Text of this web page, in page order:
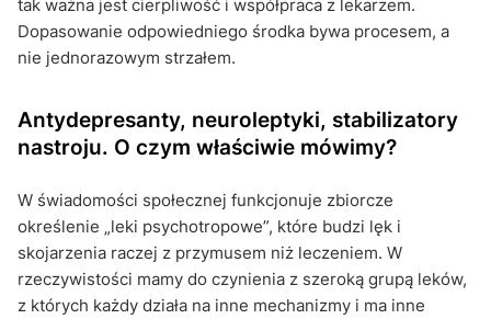
tak ważna jest cierpliwość i współpraca z lekarzem.
Dopasowanie odpowiedniego środka bywa procesem, a
nie jednorazowym strzałem.
Antydepresanty, neuroleptyki, stabilizatory
nastroju. O czym właściwie mówimy?
W świadomości społecznej funkcjonuje zbiorcze
określenie „leki psychotropowe”, które budzi lęk i
skojarzenia raczej z przymusem niż leczeniem. W
rzeczywistości mamy do czynienia z szeroką grupą leków,
z których każdy działa na inne mechanizmy i ma inne